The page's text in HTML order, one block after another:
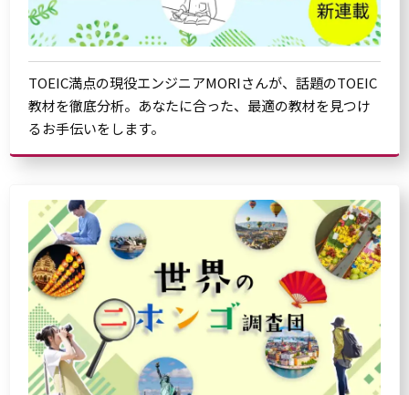
TOEIC満点の現役エンジニアMORIさんが、話題のTOEIC
教材を徹底分析。あなたに合った、最適の教材を見つけ
るお手伝いをします。